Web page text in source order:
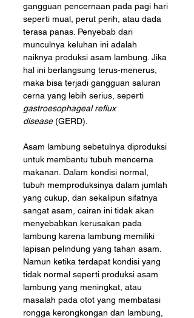
gangguan pencernaan pada pagi hari
seperti mual, perut perih, atau dada
terasa panas. Penyebab dari
munculnya keluhan ini adalah
naiknya produksi asam lambung. Jika
hal ini berlangsung terus-menerus,
maka bisa terjadi gangguan saluran
cerna yang lebih serius, seperti
gastroesophageal reflux
disease (GERD).
Asam lambung sebetulnya diproduksi
untuk membantu tubuh mencerna
makanan. Dalam kondisi normal,
tubuh memproduksinya dalam jumlah
yang cukup, dan sekalipun sifatnya
sangat asam, cairan ini tidak akan
menyebabkan kerusakan pada
lambung karena lambung memiliki
lapisan pelindung yang tahan asam.
Namun ketika terdapat kondisi yang
tidak normal seperti produksi asam
lambung yang meningkat, atau
masalah pada otot yang membatasi
rongga kerongkongan dan lambung,